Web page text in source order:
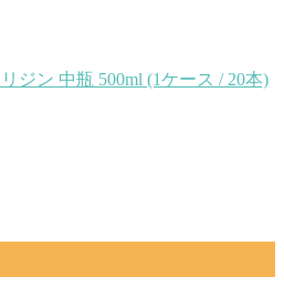
ジン 中瓶 500ml (1ケース / 20本)